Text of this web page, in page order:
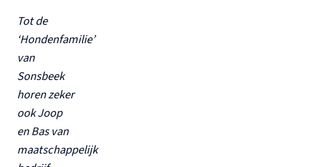
Tot de
‘Hondenfamilie’
van
Sonsbeek
horen zeker
ook Joop
en Bas van
maatschappelijk